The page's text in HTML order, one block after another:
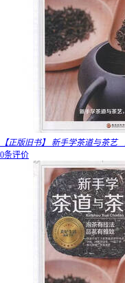
【正版旧书】 新手学茶道与茶艺
0条评价